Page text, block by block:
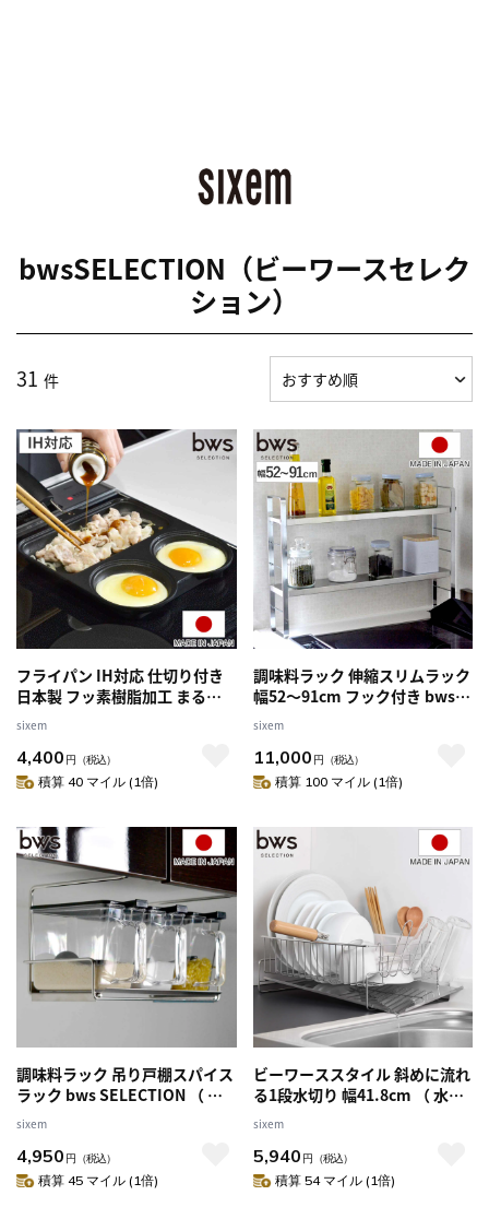
bwsSELECTION（ビーワースセレク
ション）
31 件
フライパン IH対応 仕切り付き
日本製 フッ素樹脂加工 まるま
るしかくパン （ ガス火 IH 対応
プルパン マルチパン お手入れ
簡単 こびりつきにくい お弁当
sixem
4,400 円 （税込）
積算 40 マイル (1倍)
調味料ラック 伸縮スリムラック
幅52～91cm フック付き bws
SELECTION （ 日本製 ステンレ
ン スパイスラック キッチンラ
ック スリムラック 調味料スタ
sixem
11,000 円 （税込）
積算 100 マイル (1倍)
調味料ラック 吊り戸棚スパイス
ラック bws SELECTION （ 調
味料ポット付き スプーン付き
日本製 ステンレス ビーワース
セレクション 戸棚下収納 まな
板ホルダー スパイスラック 吊
sixem
4,950 円 （税込）
積算 45 マイル (1倍)
ビーワーススタイル 斜めに流れ
る1段水切り 幅41.8cm （ 水切
りラック シンク上 ステンレス
日本製 水切りかご 水切りカゴ
水切り籠 水切り 洗い物 食器 洗
い ラック 乾燥 一段 右置き 左置
sixem
5,940 円 （税込）
積算 54 マイル (1倍)